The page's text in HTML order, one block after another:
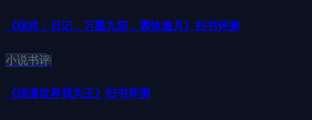
《综武：日记，万重九阳，震惊邀月》扫书评测
小说书评
《综漫世界我为王》扫书评测